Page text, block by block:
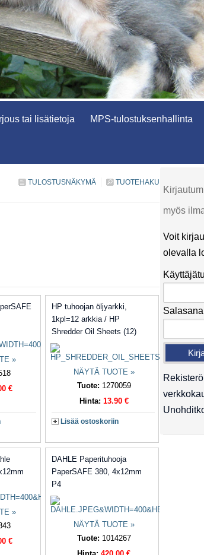
tai lisätietoja MPS-tulostuksenhallinta
TUOTEHAKU
TULOSTUSNÄKYMÄ
»
€
HP tuhoojan öljyarkki,
1kpl=12 arkkia / HP
Shredder Oil Sheets (12)
NÄYTÄ TUOTE »
Tuote: 1270059
Hinta: 13.90 €
Lisää ostoskoriin
»
€
DAHLE Paperituhooja
PaperSAFE 380, 4x12mm
P4
NÄYTÄ TUOTE »
Tuote: 1014267
myös
Voit
olevalla